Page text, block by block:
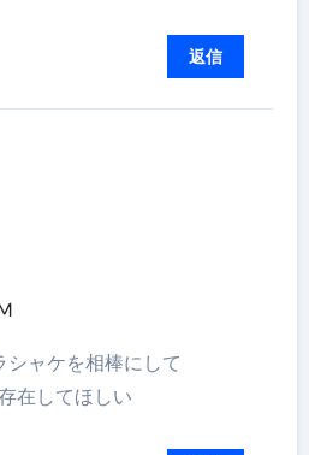
返信
ャケを相棒にして
在してほしい